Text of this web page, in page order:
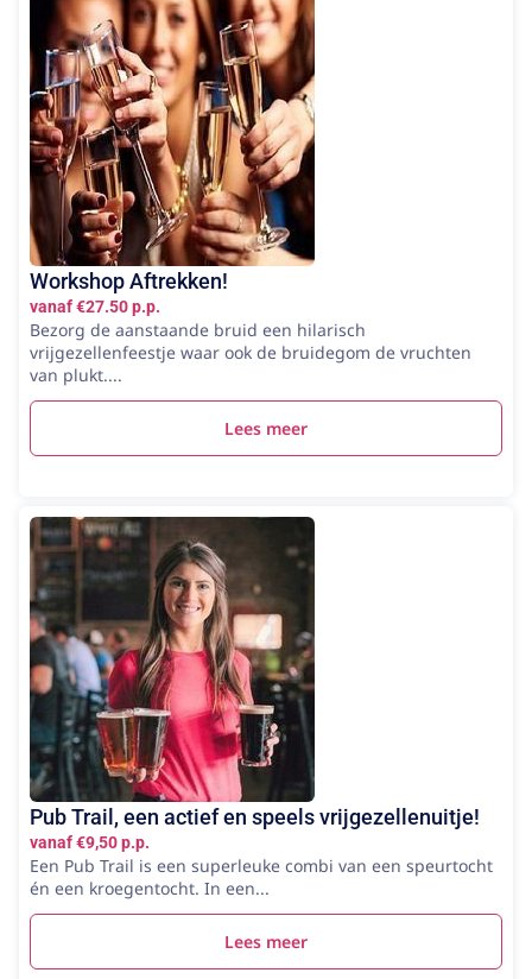
Workshop Aftrekken!
vanaf €27.50 p.p.
Bezorg de aanstaande bruid een hilarisch
vrijgezellenfeestje waar ook de bruidegom de vruchten
van plukt....
Lees meer
Pub Trail, een actief en speels vrijgezellenuitje!
vanaf €9,50 p.p.
Een Pub Trail is een superleuke combi van een speurtocht
én een kroegentocht. In een...
Lees meer